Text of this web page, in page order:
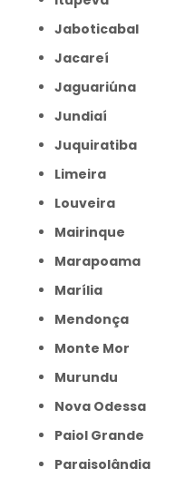
Jaboticabal
Jacareí
Jaguariúna
Jundiaí
Juquiratiba
Limeira
Louveira
Mairinque
Marapoama
Marília
Mendonça
Monte Mor
Murundu
Nova Odessa
Paiol Grande
Paraisolândia